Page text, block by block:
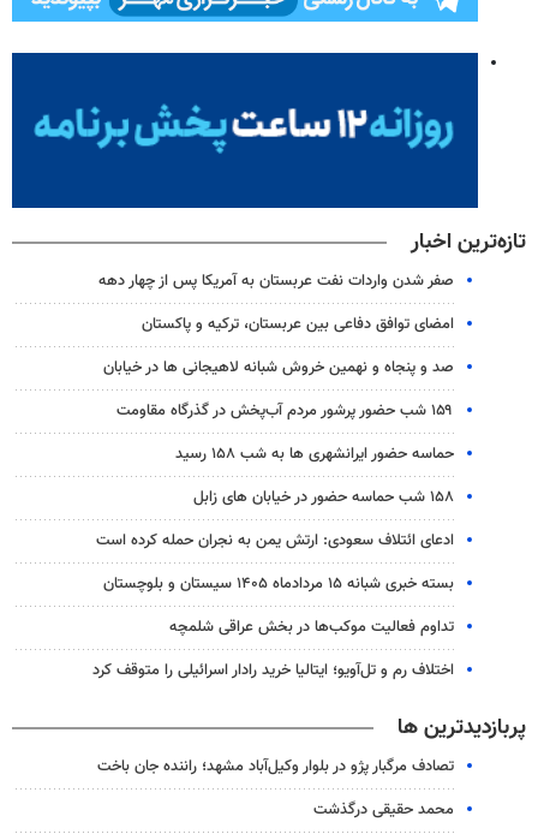
تازه‌ترین اخبار
صفر شدن واردات نفت عربستان به آمریکا پس از چهار دهه
امضای توافق دفاعی بین عربستان، ترکیه و پاکستان
صد و پنجاه و نهمین خروش شبانه لاهیجانی ها در خیابان
۱۵۹ شب حضور پرشور مردم آب‌پخش در گذرگاه مقاومت
حماسه حضور ایرانشهری ها به شب ۱۵۸ رسید
۱۵۸ شب حماسه حضور در خیابان های زابل
ادعای ائتلاف سعودی: ارتش یمن به نجران حمله کرده است
بسته خبری شبانه ۱۵ مردادماه ۱۴۰۵ سیستان و بلوچستان
تداوم فعالیت موکب‌ها در بخش عراقی شلمچه
اختلاف رم و تل‌آویو؛ ایتالیا خرید رادار اسرائیلی را متوقف کرد
پربازدیدترین ها
تصادف مرگبار پژو در بلوار وکیل‌آباد مشهد؛ راننده جان باخت
محمد حقیقی درگذشت